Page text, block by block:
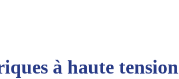
à haute tension